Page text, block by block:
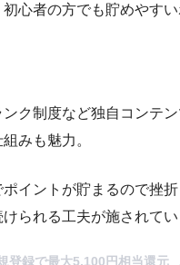
心者の方でも貯めやす
ク制度など独自コンテ
みも魅力。
イントが貯まるので挫
られる工夫が施されてい
登録で最大5,100円相当還元